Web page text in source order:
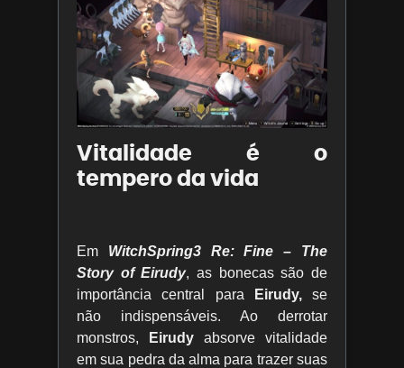
Vitalidade é o
tempero da vida
Em WitchSpring3 Re: Fine – The
Story of Eirudy, as bonecas são de
importância central para
Eirudy,se
não indispensáveis. Ao derrotar
monstros,
Eirudy absorve vitalidade
em sua pedra da alma para trazer suas